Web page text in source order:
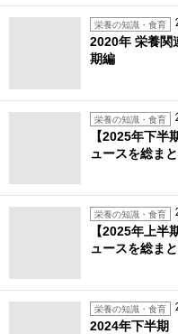
栄養の知識・食育
2020年 栄養関
期編
栄養の知識・食育
【2025年下半
ュースを総ま
栄養の知識・食育
【2025年上半
ュースを総まと
栄養の知識・食育
2024年下半期